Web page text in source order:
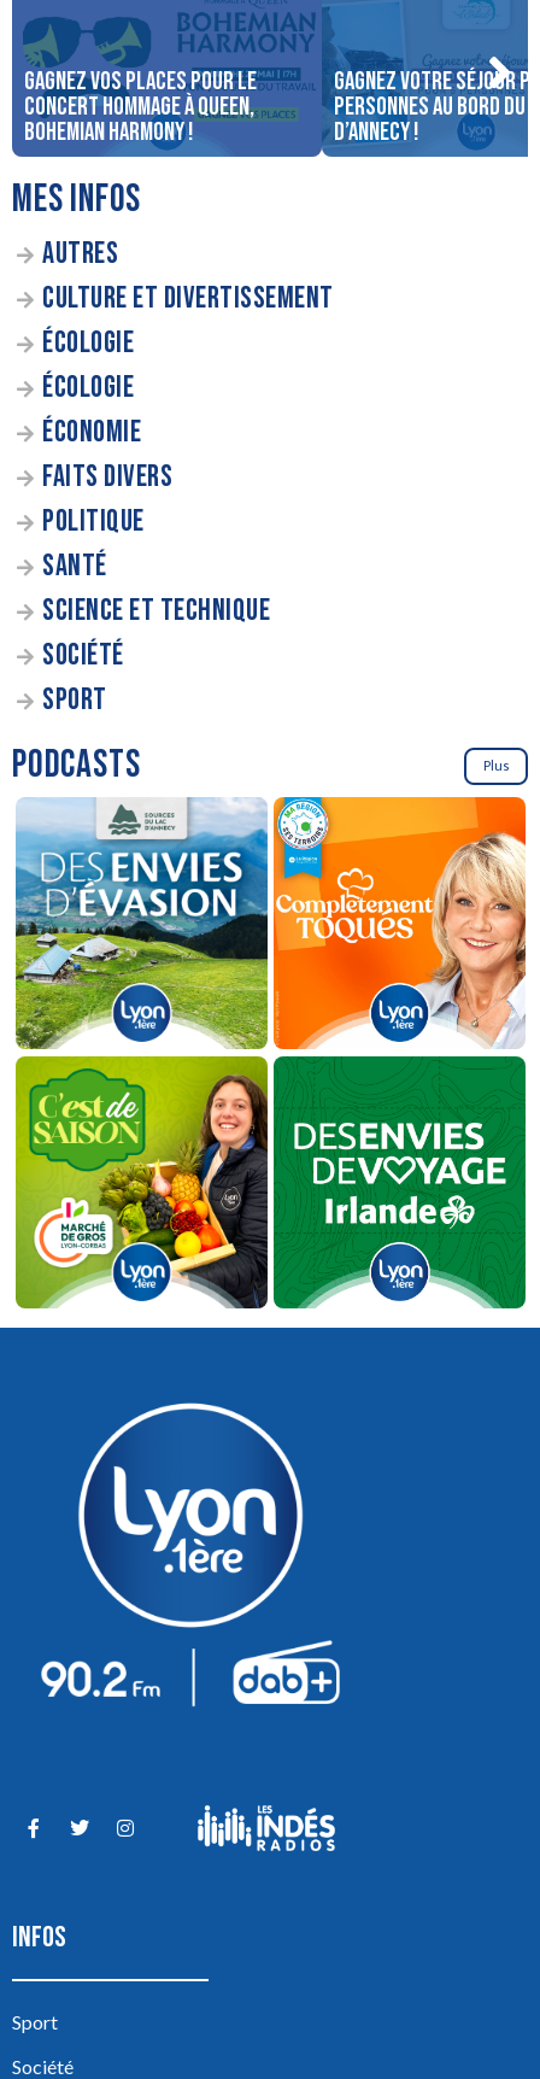
Gagnez vos places pour le
concert Hommage à Queen,
Bohemian Harmony !
Gagnez votre séjour
personnes au bord du
d’Annecy !
MES INFOS
AUTRES
CULTURE ET DIVERTISSEMENT
ÉCOLOGIE
ÉCOLOGIE
ÉCONOMIE
FAITS DIVERS
POLITIQUE
SANTÉ
SCIENCE ET TECHNIQUE
SOCIÉTÉ
SPORT
PODCASTS Plus
INFOS
Sport
Société